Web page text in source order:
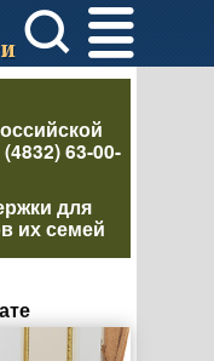
(4832) 63-00-
для
их семей